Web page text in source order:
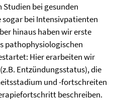
bei gesunden
bei Intensivpatienten
hinaus haben wir erste
pathophysiologischen
Hier erarbeiten wir
Entzündungsstatus), die
und -fortschreiten
beschreiben.